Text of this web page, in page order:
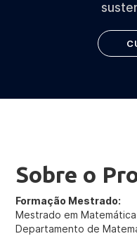
Sobre o
Formação Mestrado:
Mestrado em
Departamento de